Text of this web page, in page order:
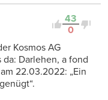
43
0
Kosmos AG
Darlehen, a fond
22.03.2022: „Ein